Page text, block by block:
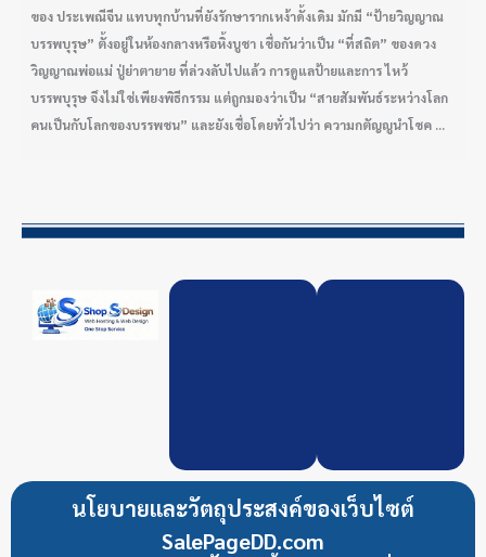
ของ ประเพณีจีน แทบทุกบ้านที่ยังรักษารากเหง้าดั้งเดิม มักมี “ป้ายวิญญาณ
บรรพบุรุษ” ตั้งอยู่ในห้องกลางหรือหิ้งบูชา เชื่อกันว่าเป็น “ที่สถิต” ของดวง
วิญญาณพ่อแม่ ปู่ย่าตายาย ที่ล่วงลับไปแล้ว การดูแลป้ายและการ ไหว้
บรรพบุรุษ จึงไม่ใช่เพียงพิธีกรรม แต่ถูกมองว่าเป็น “สายสัมพันธ์ระหว่างโลก
คนเป็นกับโลกของบรรพชน” และยังเชื่อโดยทั่วไปว่า ความกตัญญูนำโชค ...
นโยบายและวัตถุประสงค์ของเว็บไซต์
SalePageDD.com